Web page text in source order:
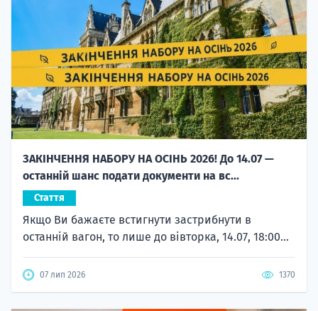
ЗАКІНЧЕННЯ НАБОРУ НА ОСІНЬ 2026! До 14.07 —
останній шанс подати документи на вс...
Стаття
Якщо Ви бажаєте встигнути застрибнути в
останній вагон, то лише до вівторка, 14.07, 18:00...
07 лип 2026 1370